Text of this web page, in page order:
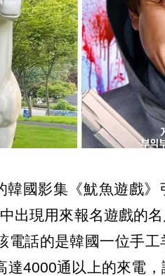
韓國影集《魷魚遊戲
出現用來報名遊戲的
電話的是韓國一位手
達4000通以上的來電，